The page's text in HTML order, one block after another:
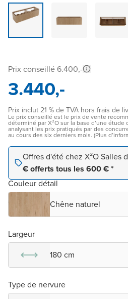
Prix conseillé 6.400,-
3.440,-
Prix inclut 21 % de TVA hors frais de
Le prix conseillé est le prix de vente
déterminé par X²O sur la base d’une étude
analysant les prix pratiqués par des
au cours des six derniers mois. (Plus
Offres d'été chez X²O Salles
€ offerts tous les 600 € *
Couleur détail
Chêne naturel
Largeur
180 cm
Type de nervure